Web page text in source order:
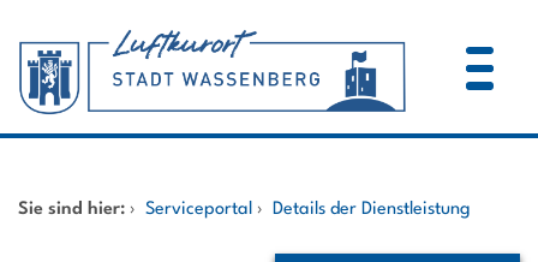
Dienstleistungen A-Z
Sie sind hier: › Serviceportal › Details der Dienstleistung